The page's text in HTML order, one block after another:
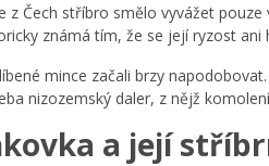
z Čech stříbro smělo vyvážet
známá tím, že se její ryzost ani
mince začali brzy
nizozemský daler, z nějž
a její